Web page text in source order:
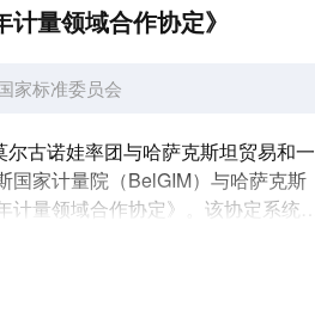
量领域合作协定》
家标准委员会
古诺娃率团与哈萨克斯坦贸易和一
国家计量院（BelGIM）与哈萨克斯
量领域合作协定》。该协定系统规